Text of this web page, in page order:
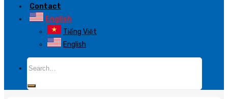
Contact
English
Tiếng Việt
English